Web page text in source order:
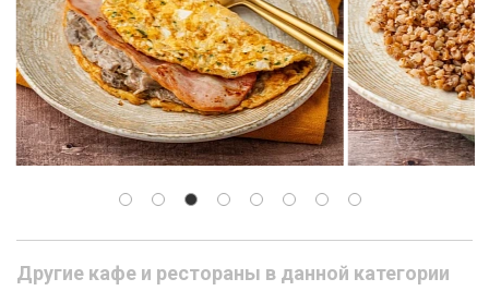
Другие кафе и рестораны в данной категории